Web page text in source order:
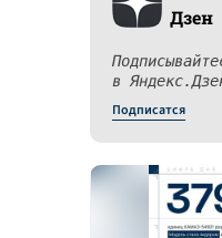
Дзен
в
Подписатся